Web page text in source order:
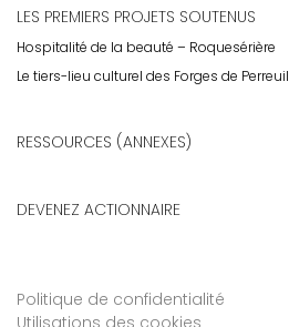
LES PREMIERS PROJETS SOUTENUS
Hospitalité de la beauté – Roquesérière
Le tiers-lieu culturel des Forges de Perreuil
RESSOURCES (ANNEXES)
DEVENEZ ACTIONNAIRE
Politique de confidentialité
Utilisations des cookies